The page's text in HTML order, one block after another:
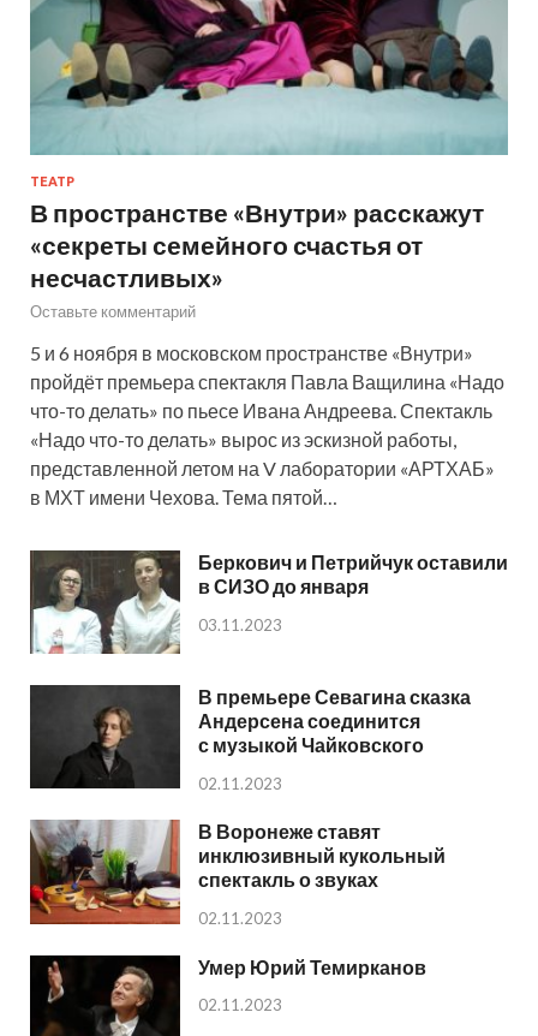
ТЕАТР
В пространстве «Внутри» расскажут
«секреты семейного счастья от
несчастливых»
Оставьте комментарий
5 и 6 ноября в московском пространстве «Внутри»
пройдёт премьера спектакля Павла Ващилина «Надо
что-то делать» по пьесе Ивана Андреева. Спектакль
«Надо что-то делать» вырос из эскизной работы,
представленной летом на V лаборатории «АРТХАБ»
в МХТ имени Чехова. Тема пятой…
Беркович и Петрийчук оставили
в СИЗО до января
03.11.2023
В премьере Севагина сказка
Андерсена соединится
с музыкой Чайковского
02.11.2023
В Воронеже ставят
инклюзивный кукольный
спектакль о звуках
02.11.2023
Умер Юрий Темирканов
02.11.2023